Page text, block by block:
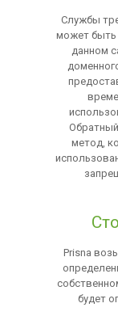
Службы
может быть
данном
метод,
Prisna
будет